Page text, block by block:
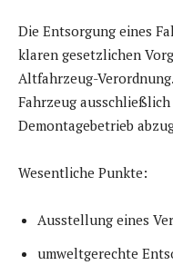
Die Entsorgung eines
klaren gesetzlichen
Altfahrzeug-
Fahrzeug
Demontagebetrieb
Wesentliche Punkte:
Ausstellung eines
umweltgerechte